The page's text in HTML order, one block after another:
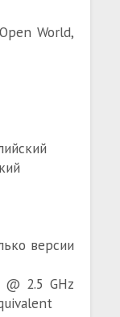
World,
версии
2.5 GHz